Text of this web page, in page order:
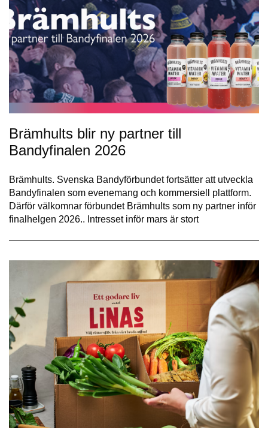
Brämhults blir ny partner till
Bandyfinalen 2026
Brämhults. Svenska Bandyförbundet fortsätter att utveckla
Bandyfinalen som evenemang och kommersiell plattform.
Därför välkomnar förbundet Brämhults som ny partner inför
finalhelgen 2026.. Intresset inför mars är stort